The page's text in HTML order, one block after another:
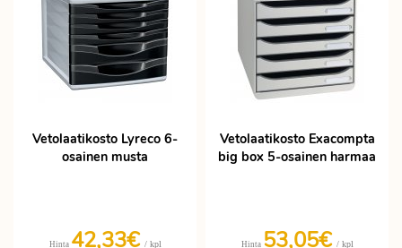
Vetolaatikosto Lyreco 6-
osainen musta
Hinta 42,33€ / kpl
Vetolaatikosto Exacompta
big box 5-osainen harmaa
Hinta 53,05€ / kpl